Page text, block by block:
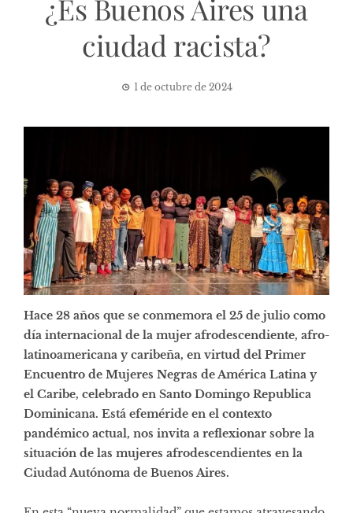
¿Es Buenos Aires una
ciudad racista?
1 de octubre de 2024
Hace 28 años que se conmemora el 25 de julio como
día internacional de la mujer afrodescendiente, afro-
latinoamericana y caribeña, en virtud del Primer
Encuentro de Mujeres Negras de América Latina y
el Caribe, celebrado en Santo Domingo Republica
Dominicana. Está efeméride en el contexto
pandémico actual, nos invita a reflexionar sobre la
situación de las mujeres afrodescendientes en la
Ciudad Autónoma de Buenos Aires.